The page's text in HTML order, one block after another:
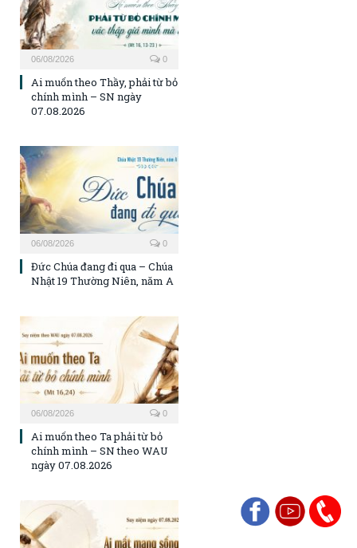
06/08/2026 0
Ai muốn theo Thầy, phải từ bỏ
chính mình – SN ngày
07.08.2026
06/08/2026 0
Đức Chúa đang đi qua – Chúa
Nhật 19 Thường Niên, năm A
06/08/2026 0
Ai muốn theo Ta phải từ bỏ
chính mình – SN theo WAU
ngày 07.08.2026